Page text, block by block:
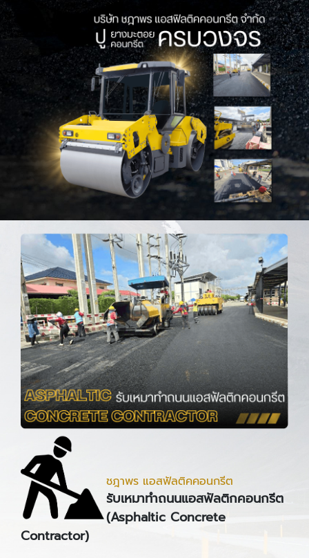
ชฎาพร แอสฟัลติคคอนกรีต
รับเหมาทำถนนแอสฟัลติกคอนกรีต
(Asphaltic Concrete
Contractor)